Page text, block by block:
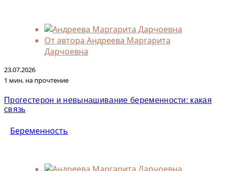
От автора Андреева Маргарита
Дарчоевна
23.07.2026
1 мин. на прочтение
Прогестерон и невынашивание беременности: какая
связь
Беременность